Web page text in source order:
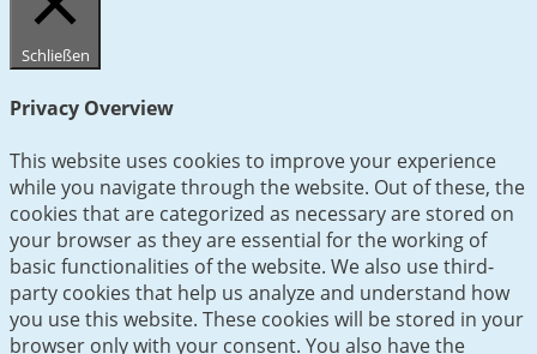
Schließen
Privacy Overview
This website uses cookies to improve your experience
while you navigate through the website. Out of these, the
cookies that are categorized as necessary are stored on
your browser as they are essential for the working of
basic functionalities of the website. We also use third-
party cookies that help us analyze and understand how
you use this website. These cookies will be stored in your
browser only with your consent. You also have the